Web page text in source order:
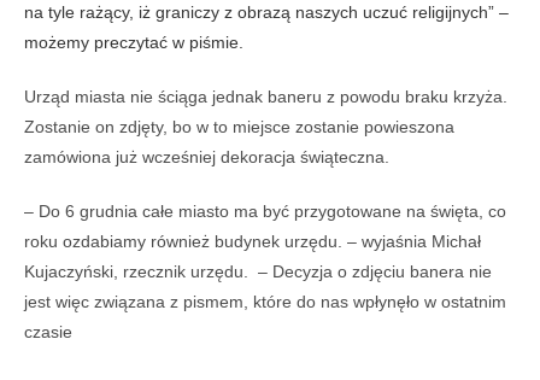
na tyle rażący, iż graniczy z obrazą naszych uczuć religijnych” –
możemy preczytać w piśmie.
Urząd miasta nie ściąga jednak baneru z powodu braku krzyża.
Zostanie on zdjęty, bo w to miejsce zostanie powieszona
zamówiona już wcześniej dekoracja świąteczna.
– Do 6 grudnia całe miasto ma być przygotowane na święta, co
roku ozdabiamy również budynek urzędu. – wyjaśnia Michał
Kujaczyński, rzecznik urzędu. – Decyzja o zdjęciu banera nie
jest więc związana z pismem, które do nas wpłynęło w ostatnim
czasie